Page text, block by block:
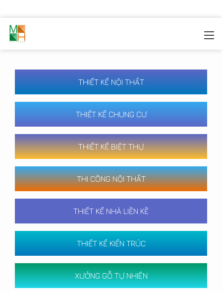
THIẾT KẾ NỘI THẤT
THIẾT KẾ CHUNG CƯ
THIẾT KẾ BIỆT THỰ
THI CÔNG NỘI THẤT
THIẾT KẾ NHÀ LIỀN KỀ
THIẾT KẾ KIẾN TRÚC
XƯỞNG GỖ TỰ NHIÊN